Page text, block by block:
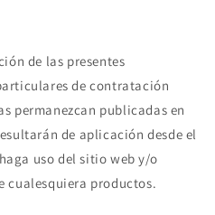
de las presentes
de contratación
permanezcan publicadas en
de aplicación desde el
uso del sitio web y/o
cualesquiera productos.